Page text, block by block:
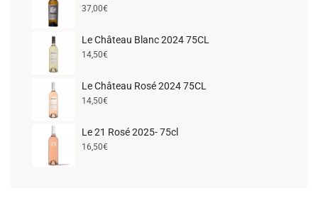
37,00€
Le Château Blanc 2024 75CL
14,50€
Le Château Rosé 2024 75CL
14,50€
Le 21 Rosé 2025- 75cl
16,50€